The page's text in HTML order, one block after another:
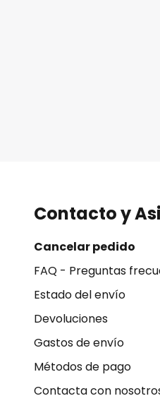
Contacto y
Cancelar pedido
FAQ - Preguntas
Estado del envío
Devoluciones
Gastos de envío
Métodos de pago
Contacta con